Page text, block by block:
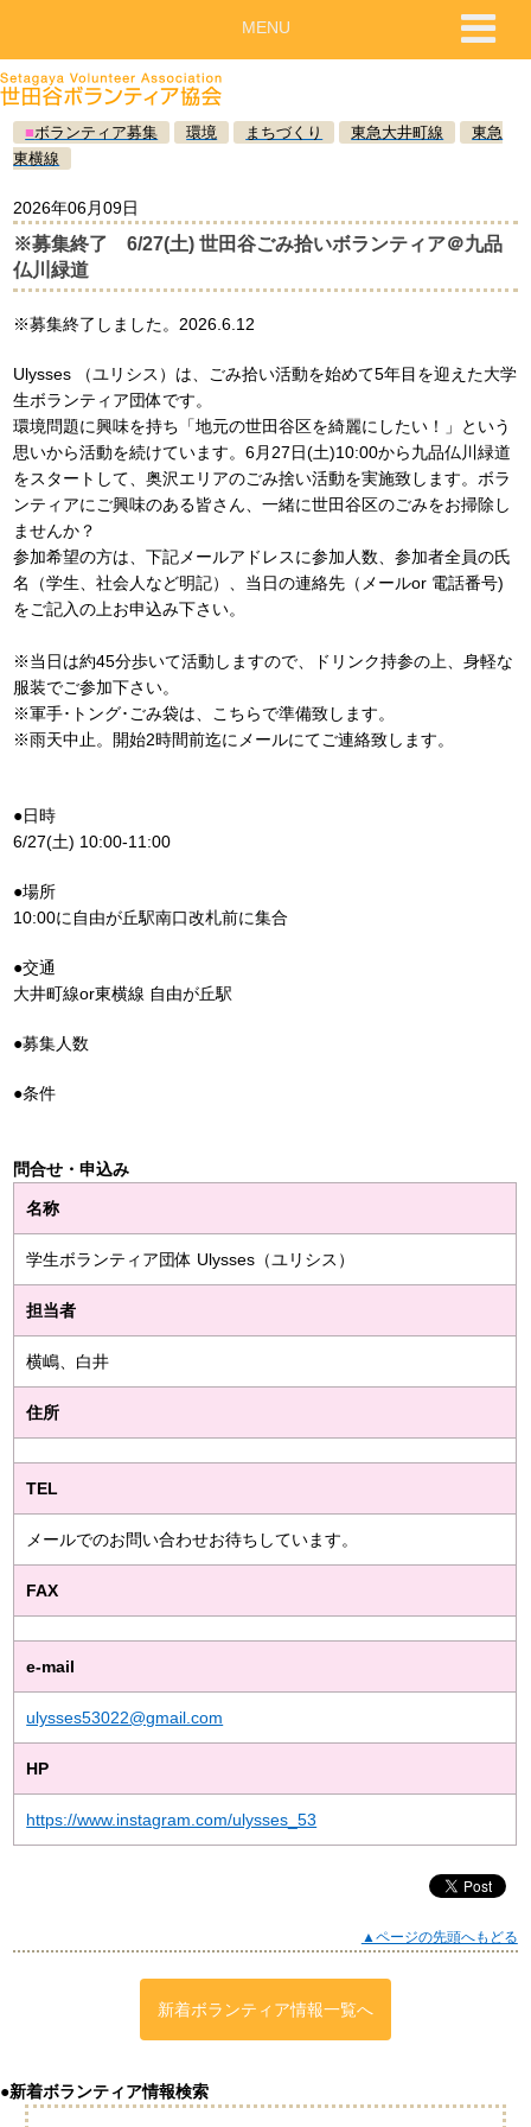
■ボランティア募集 環境 まちづくり 東急大井町線
東急
東横線
2026年06月09日
※募集終了 6/27(土) 世田谷ごみ拾いボランティア＠九品
仏川緑道
※募集終了しました。2026.6.12
Ulysses （ユリシス）は、ごみ拾い活動を始めて5年目を迎えた大学
生ボランティア団体です。
環境問題に興味を持ち「地元の世田谷区を綺麗にしたい！」という
思いから活動を続けています。6月27日(土)10:00から九品仏川緑道
をスタートして、奥沢エリアのごみ捨い活動を実施致します。ボラ
ンティアにご興味のある皆さん、一緒に世田谷区のごみをお掃除し
ませんか？
参加希望の方は、下記メールアドレスに参加人数、参加者全員の氏
名（学生、社会人など明記）、当日の連絡先（メールor 電話番号)
をご記入の上お申込み下さい。
※当日は約45分歩いて活動しますので、ドリンク持参の上、身軽な
服装でご参加下さい。
※軍手･トング･ごみ袋は、こちらで準備致します。
※雨天中止。開始2時間前迄にメールにてご連絡致します。
●日時
6/27(土) 10:00-11:00
●場所
10:00に自由が丘駅南口改札前に集合
●交通
大井町線or東横線 自由が丘駅
●募集人数
●条件
問合せ・申込み
名称
学生ボランティア団体 Ulysses（ユリシス）
担当者
横嶋、白井
住所
TEL
メールでのお問い合わせお待ちしています。
FAX
e-mail
ulysses53022@gmail.com
HP
https://www.instagram.com/ulysses_53
▲ページの先頭へもどる
新着ボランティア情報一覧へ
●新着ボランティア情報検索
MENU